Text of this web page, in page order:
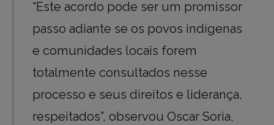
“Este acordo pode ser um promissor
passo adiante se os povos indígenas
e comunidades locais forem
totalmente consultados nesse
processo e seus direitos e liderança,
respeitados”, observou Oscar Soria,